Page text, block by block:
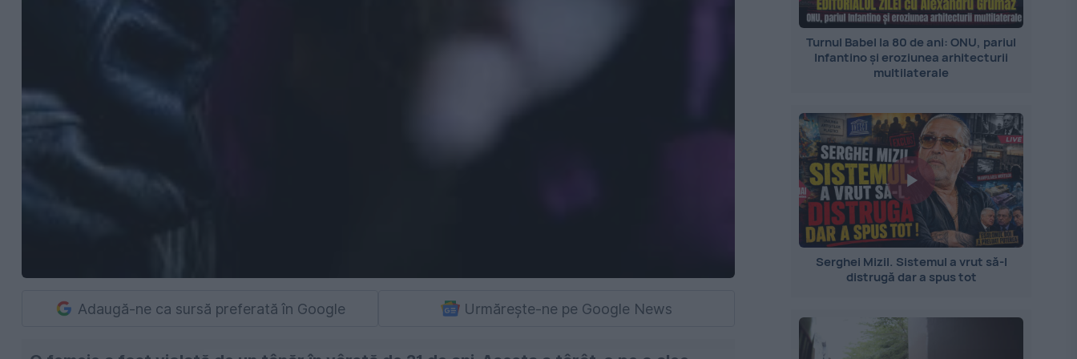
Adaugă-ne ca sursă preferată în Google Urmărește-ne pe Google News
Turnul Babel la 80 de ani: ONU, pariul
Infantino și eroziunea arhitecturii
multilaterale
Serghei Mizil. Sistemul a vrut să-l
distrugă dar a spus tot